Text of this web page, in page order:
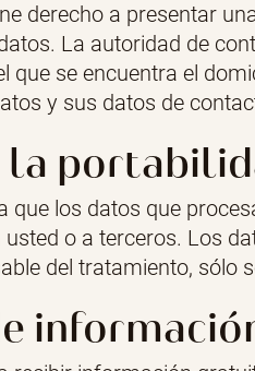
derecho a presentar
La autoridad de
que se encuentra el
y sus datos de
la
que los datos que
usted o a terceros. Los
del tratamiento, sólo